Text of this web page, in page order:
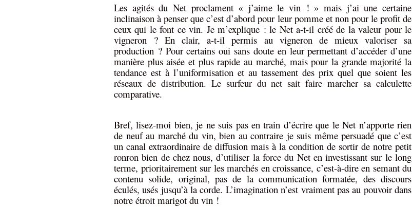
Les agités du Net proclament « j’aime le vin ! » mais j’ai une certaine
inclinaison à penser que c’est d’abord pour leur pomme et non pour le profit de
ceux qui le font ce vin. Je m’explique : le Net a-t-il créé de la valeur pour le
vigneron ? En clair, a-t-il permis au vigneron de mieux valoriser sa
production ? Pour certains oui sans doute en leur permettant d’accéder d’une
manière plus aisée et plus rapide au marché, mais pour la grande majorité la
tendance est à l’uniformisation et au tassement des prix quel que soient les
réseaux de distribution. Le surfeur du net sait faire marcher sa calculette
comparative.
Bref, lisez-moi bien, je ne suis pas en train d’écrire que le Net n’apporte rien
de neuf au marché du vin, bien au contraire je suis même persuadé que c’est
un canal extraordinaire de diffusion mais à la condition de sortir de notre petit
ronron bien de chez nous, d’utiliser la force du Net en investissant sur le long
terme, prioritairement sur les marchés en croissance, c’est-à-dire en semant du
contenu solide, original, pas de la communication formatée, des discours
éculés, usés jusqu’à la corde. L’imagination n’est vraiment pas au pouvoir dans
notre étroit marigot du vin !